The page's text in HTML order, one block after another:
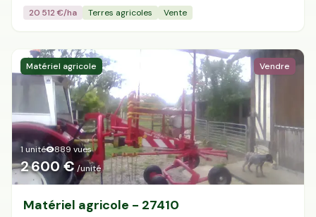
20 512€/ha Terres agricoles Vente
Matériel agricole Vendre
1 unité 889 vues
2 600 € /unité
Matériel agricole - 27410